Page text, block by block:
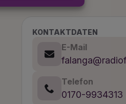
KONTAKTDATEN
E-Mail
Telefon
0170-9934313